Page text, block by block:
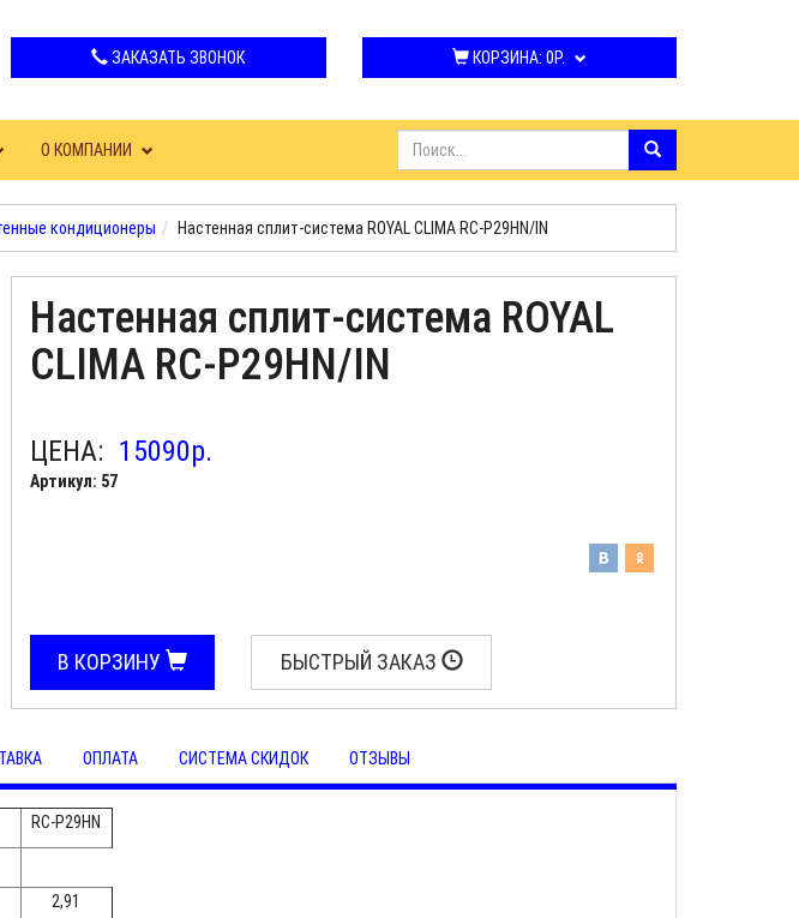
ЗАКАЗАТЬ ЗВОНОК КОРЗИНА: 0Р.
О КОМПАНИИ
кондиционеры Настенная сплит-система ROYAL CLIMA RC-P29HN/IN
Настенная сплит-система ROYAL
CLIMA RC-P29HN/IN
ЦЕНА: 15090р.
Артикул: 57
В КОРЗИНУ БЫСТРЫЙ ЗАКАЗ
ОПЛАТА СИСТЕМА СКИДОК ОТЗЫВЫ
RC-P29HN
2,91